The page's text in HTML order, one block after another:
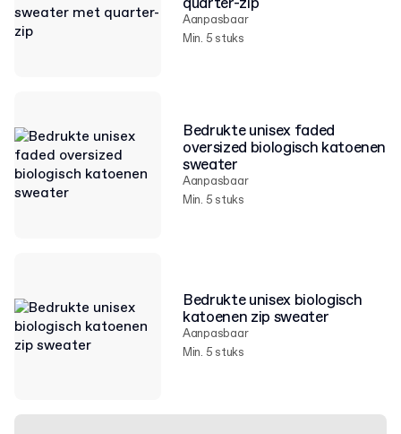
Aanpasbaar
Min. 5 stuks
Bedrukte unisex faded
oversized biologisch katoenen
sweater
Aanpasbaar
Min. 5 stuks
Bedrukte unisex biologisch
katoenen zip sweater
Aanpasbaar
Min. 5 stuks